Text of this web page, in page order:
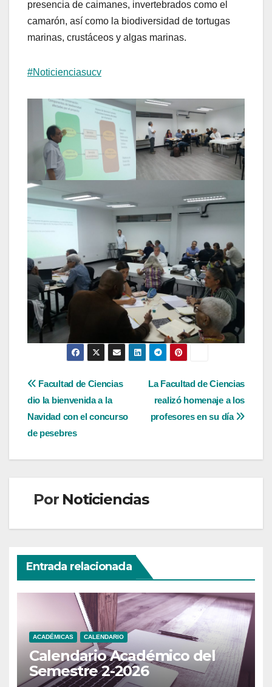
presencia de caimanes, invertebrados como el
camarón, así como la biodiversidad de tortugas
marinas, crustáceos y algas marinas.
#Noticienciasucv
Navegación
de
entradas
La Facultad de Ciencias
realizó homenaje a los
profesores en su día
Facultad de Ciencias
dio la bienvenida a la
Navidad con el concurso
de pesebres
Por Noticiencias
Entrada relacionada
ACADÉMICAS CALENDARIO
Calendario Académico del
Semestre 2-2026